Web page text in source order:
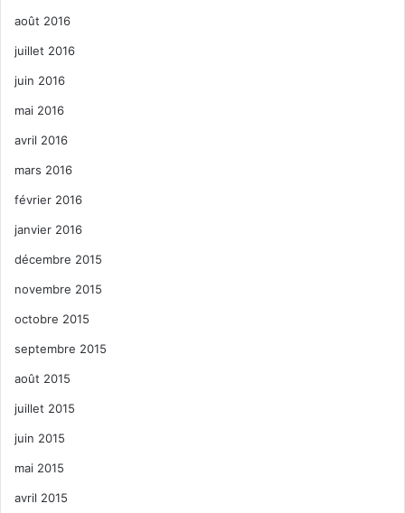
août 2016
juillet 2016
juin 2016
mai 2016
avril 2016
mars 2016
février 2016
janvier 2016
décembre 2015
novembre 2015
octobre 2015
septembre 2015
août 2015
juillet 2015
juin 2015
mai 2015
avril 2015